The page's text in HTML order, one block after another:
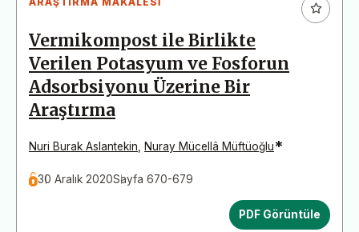
Vermikompost ile Birlikte
Verilen Potasyum ve Fosforun
Adsorbsiyonu Üzerine Bir
Araştırma
Nuri Burak Aslantekin Nuray Mücellâ Müftüoğlu*
30 Aralık 2020Sayfa 670-679
PDF Görüntüle